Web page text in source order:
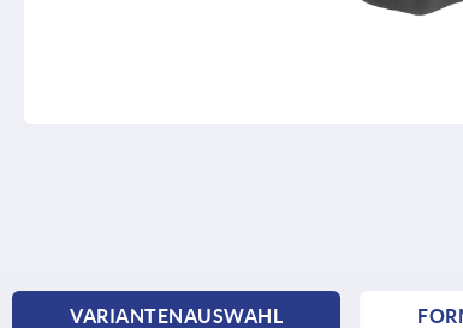
VARIANTENAUSWAHL